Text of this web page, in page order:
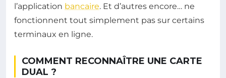
l’application bancaire. Et d’autres encore… ne
fonctionnent tout simplement pas sur certains
terminaux en ligne.
COMMENT RECONNAÎTRE UNE CARTE
DUAL ?